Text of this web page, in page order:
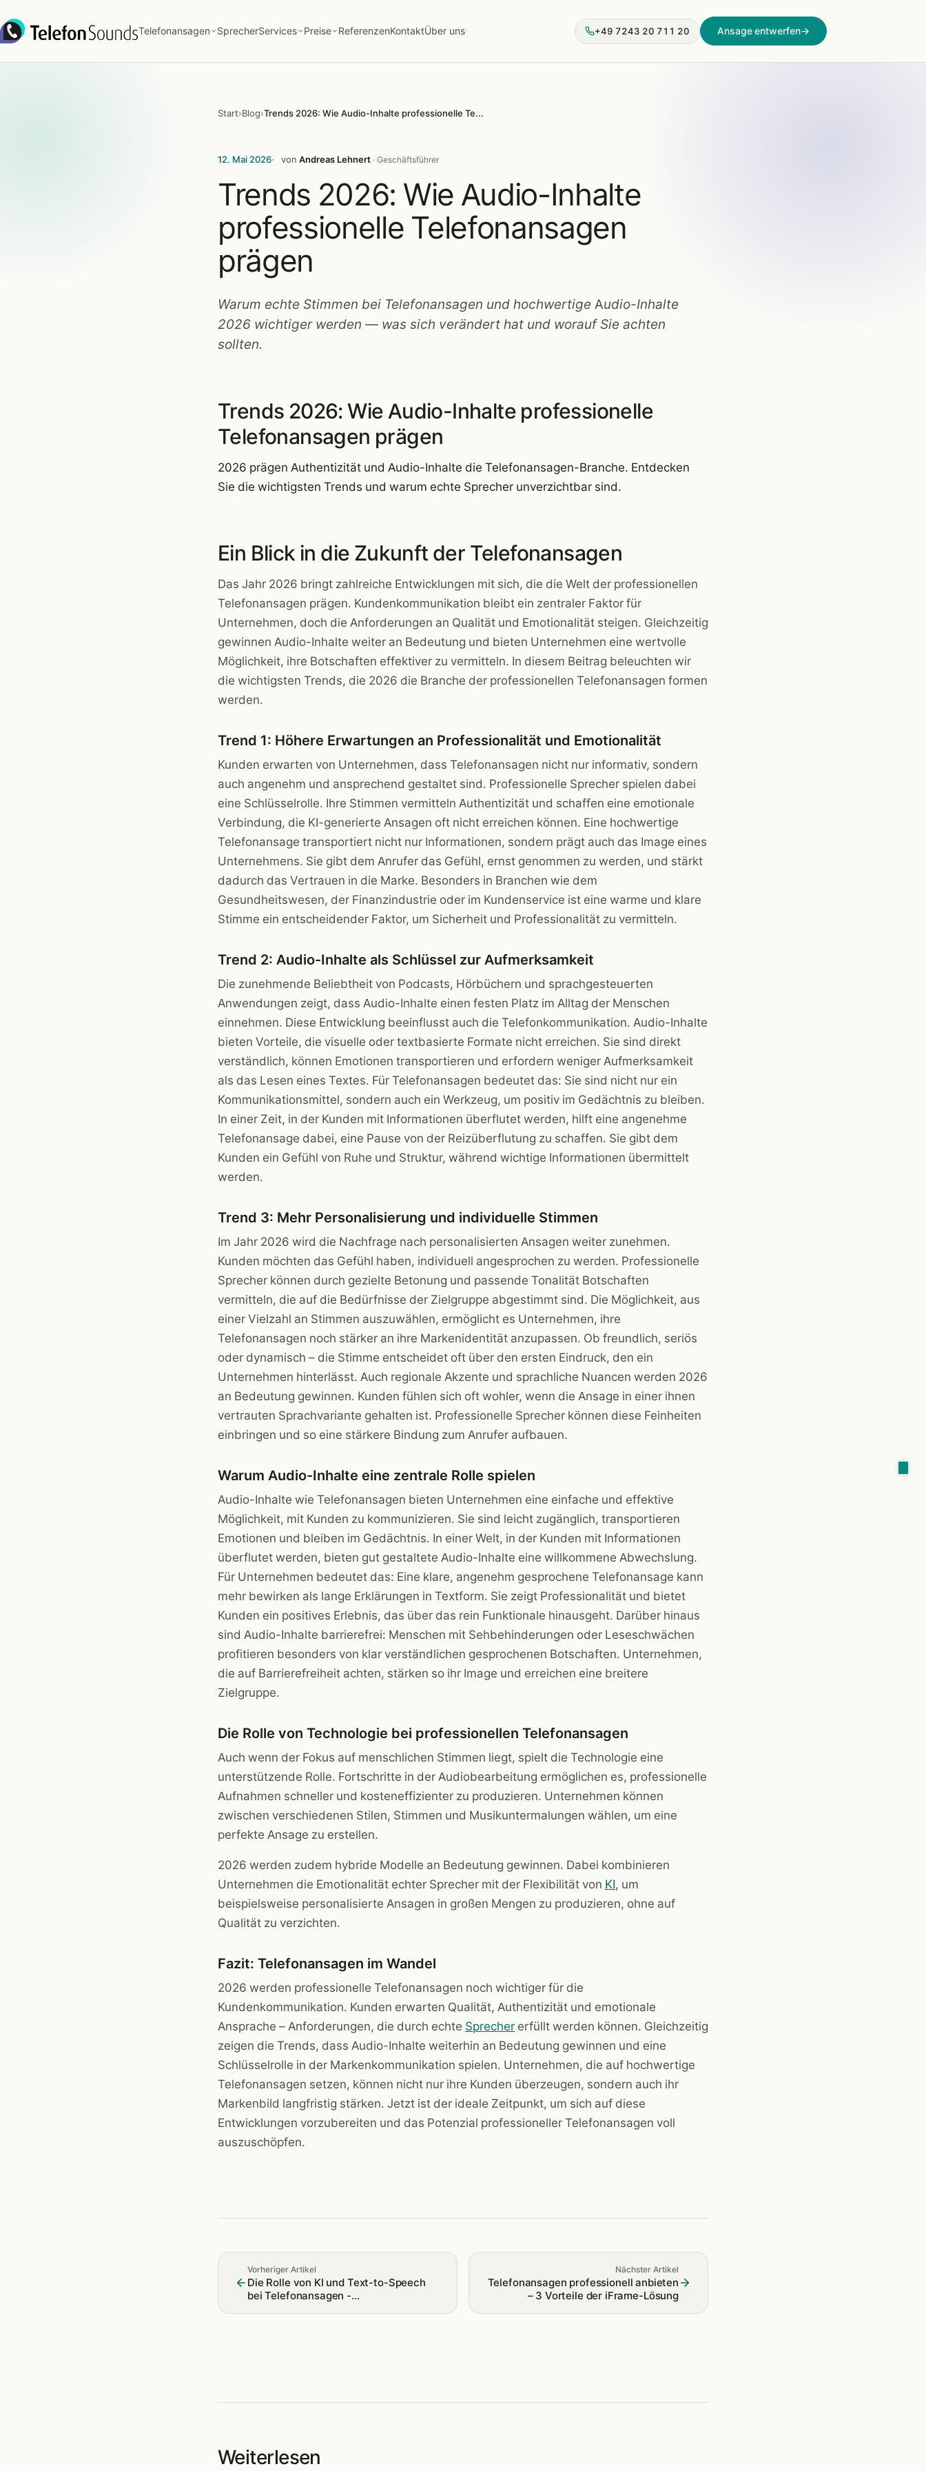
Telefonansagen SprecherServices Preise ReferenzenKontaktÜber uns +49 7243 20 711 20 Ansage entwerfen→
Start›Blog› Trends 2026: Wie Audio-Inhalte professionelle Telefonansagen prägen
12. Mai 2026 von Andreas Lehnert · Geschäftsführer
Trends 2026: Wie Audio-Inhalte
professionelle Telefonansagen
prägen
Warum echte Stimmen bei Telefonansagen und hochwertige Audio-Inhalte
2026 wichtiger werden — was sich verändert hat und worauf Sie achten
sollten.
Trends 2026: Wie Audio-Inhalte professionelle
Telefonansagen prägen
2026 prägen Authentizität und Audio-Inhalte die Telefonansagen-Branche. Entdecken
Sie die wichtigsten Trends und warum echte Sprecher unverzichtbar sind.
Ein Blick in die Zukunft der Telefonansagen
Das Jahr 2026 bringt zahlreiche Entwicklungen mit sich, die die Welt der professionellen
Telefonansagen prägen. Kundenkommunikation bleibt ein zentraler Faktor für
Unternehmen, doch die Anforderungen an Qualität und Emotionalität steigen. Gleichzeitig
gewinnen Audio-Inhalte weiter an Bedeutung und bieten Unternehmen eine wertvolle
Möglichkeit, ihre Botschaften effektiver zu vermitteln. In diesem Beitrag beleuchten wir
die wichtigsten Trends, die 2026 die Branche der professionellen Telefonansagen formen
werden.
Trend 1: Höhere Erwartungen an Professionalität und Emotionalität
Kunden erwarten von Unternehmen, dass Telefonansagen nicht nur informativ, sondern
auch angenehm und ansprechend gestaltet sind. Professionelle Sprecher spielen dabei
eine Schlüsselrolle. Ihre Stimmen vermitteln Authentizität und schaffen eine emotionale
Verbindung, die KI-generierte Ansagen oft nicht erreichen können. Eine hochwertige
Telefonansage transportiert nicht nur Informationen, sondern prägt auch das Image eines
Unternehmens. Sie gibt dem Anrufer das Gefühl, ernst genommen zu werden, und stärkt
dadurch das Vertrauen in die Marke. Besonders in Branchen wie dem
Gesundheitswesen, der Finanzindustrie oder im Kundenservice ist eine warme und klare
Stimme ein entscheidender Faktor, um Sicherheit und Professionalität zu vermitteln.
Trend 2: Audio-Inhalte als Schlüssel zur Aufmerksamkeit
Die zunehmende Beliebtheit von Podcasts, Hörbüchern und sprachgesteuerten
Anwendungen zeigt, dass Audio-Inhalte einen festen Platz im Alltag der Menschen
einnehmen. Diese Entwicklung beeinflusst auch die Telefonkommunikation. Audio-Inhalte
bieten Vorteile, die visuelle oder textbasierte Formate nicht erreichen. Sie sind direkt
verständlich, können Emotionen transportieren und erfordern weniger Aufmerksamkeit
als das Lesen eines Textes. Für Telefonansagen bedeutet das: Sie sind nicht nur ein
Kommunikationsmittel, sondern auch ein Werkzeug, um positiv im Gedächtnis zu bleiben.
In einer Zeit, in der Kunden mit Informationen überflutet werden, hilft eine angenehme
Telefonansage dabei, eine Pause von der Reizüberflutung zu schaffen. Sie gibt dem
Kunden ein Gefühl von Ruhe und Struktur, während wichtige Informationen übermittelt
werden.
Trend 3: Mehr Personalisierung und individuelle Stimmen
Im Jahr 2026 wird die Nachfrage nach personalisierten Ansagen weiter zunehmen.
Kunden möchten das Gefühl haben, individuell angesprochen zu werden. Professionelle
Sprecher können durch gezielte Betonung und passende Tonalität Botschaften
vermitteln, die auf die Bedürfnisse der Zielgruppe abgestimmt sind. Die Möglichkeit, aus
einer Vielzahl an Stimmen auszuwählen, ermöglicht es Unternehmen, ihre
Telefonansagen noch stärker an ihre Markenidentität anzupassen. Ob freundlich, seriös
oder dynamisch – die Stimme entscheidet oft über den ersten Eindruck, den ein
Unternehmen hinterlässt. Auch regionale Akzente und sprachliche Nuancen werden 2026
an Bedeutung gewinnen. Kunden fühlen sich oft wohler, wenn die Ansage in einer ihnen
vertrauten Sprachvariante gehalten ist. Professionelle Sprecher können diese Feinheiten
einbringen und so eine stärkere Bindung zum Anrufer aufbauen.
Warum Audio-Inhalte eine zentrale Rolle spielen
Audio-Inhalte wie Telefonansagen bieten Unternehmen eine einfache und effektive
Möglichkeit, mit Kunden zu kommunizieren. Sie sind leicht zugänglich, transportieren
Emotionen und bleiben im Gedächtnis. In einer Welt, in der Kunden mit Informationen
überflutet werden, bieten gut gestaltete Audio-Inhalte eine willkommene Abwechslung.
Für Unternehmen bedeutet das: Eine klare, angenehm gesprochene Telefonansage kann
mehr bewirken als lange Erklärungen in Textform. Sie zeigt Professionalität und bietet
Kunden ein positives Erlebnis, das über das rein Funktionale hinausgeht. Darüber hinaus
sind Audio-Inhalte barrierefrei: Menschen mit Sehbehinderungen oder Leseschwächen
profitieren besonders von klar verständlichen gesprochenen Botschaften. Unternehmen,
die auf Barrierefreiheit achten, stärken so ihr Image und erreichen eine breitere
Zielgruppe.
Die Rolle von Technologie bei professionellen Telefonansagen
Auch wenn der Fokus auf menschlichen Stimmen liegt, spielt die Technologie eine
unterstützende Rolle. Fortschritte in der Audiobearbeitung ermöglichen es, professionelle
Aufnahmen schneller und kosteneffizienter zu produzieren. Unternehmen können
zwischen verschiedenen Stilen, Stimmen und Musikuntermalungen wählen, um eine
perfekte Ansage zu erstellen.
2026 werden zudem hybride Modelle an Bedeutung gewinnen. Dabei kombinieren
Unternehmen die Emotionalität echter Sprecher mit der Flexibilität von KI, um
beispielsweise personalisierte Ansagen in großen Mengen zu produzieren, ohne auf
Qualität zu verzichten.
Fazit: Telefonansagen im Wandel
2026 werden professionelle Telefonansagen noch wichtiger für die
Kundenkommunikation. Kunden erwarten Qualität, Authentizität und emotionale
Ansprache – Anforderungen, die durch echte Sprecher erfüllt werden können. Gleichzeitig
zeigen die Trends, dass Audio-Inhalte weiterhin an Bedeutung gewinnen und eine
Schlüsselrolle in der Markenkommunikation spielen. Unternehmen, die auf hochwertige
Telefonansagen setzen, können nicht nur ihre Kunden überzeugen, sondern auch ihr
Markenbild langfristig stärken. Jetzt ist der ideale Zeitpunkt, um sich auf diese
Entwicklungen vorzubereiten und das Potenzial professioneller Telefonansagen voll
auszuschöpfen.
Vorheriger Artikel
Die Rolle von KI und Text-to-Speech
bei Telefonansagen -
Nächster Artikel
Telefonansagen professionell anbieten
– 3 Vorteile der iFrame-Lösung
Weiterlesen